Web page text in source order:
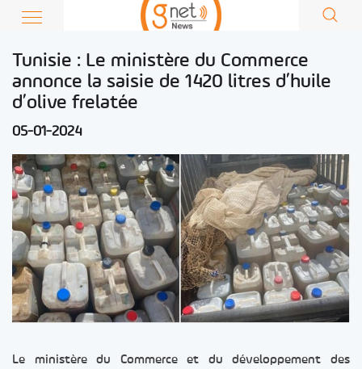
Tunisie : Le ministère du Commerce
annonce la saisie de 1420 litres d’huile
d’olive frelatée
05-01-2024
Le ministère du Commerce et du développement des